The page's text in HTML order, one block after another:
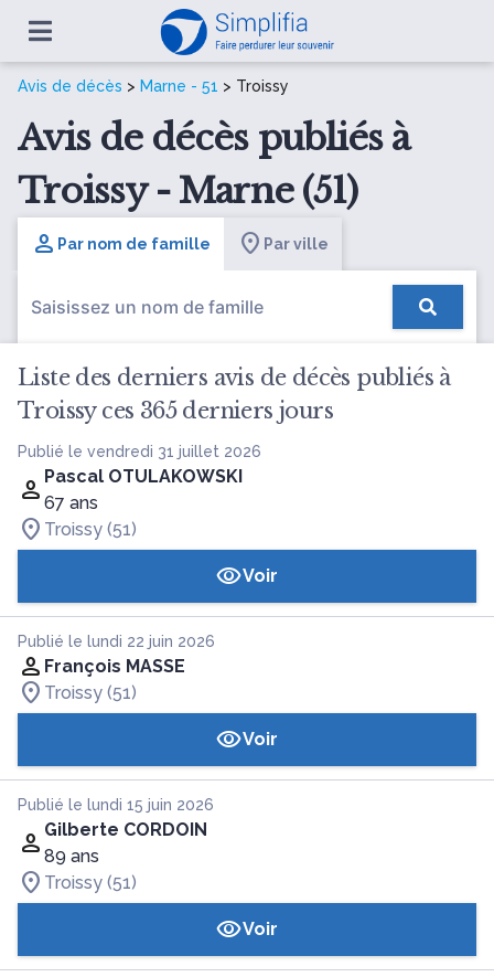
Avis de décès > Marne - 51 > Troissy
Avis de décès publiés à
Troissy - Marne (51)
Par nom de famille Par ville
Liste des derniers avis de décès publiés à
Troissy ces 365 derniers jours
Publié le vendredi 31 juillet 2026
Pascal OTULAKOWSKI
67 ans
Troissy (51)
Voir
Publié le lundi 22 juin 2026
François MASSE
Troissy (51)
Voir
Publié le lundi 15 juin 2026
Gilberte CORDOIN
89 ans
Troissy (51)
Voir